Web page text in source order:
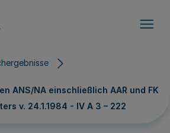
ANS/NA einschließlich AAR und FK
v. 24.1.1984 - IV A 3 – 222